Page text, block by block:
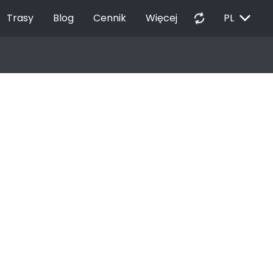
Trasy Blog Cennik Więcej autorenew PL EXPAND_MORE